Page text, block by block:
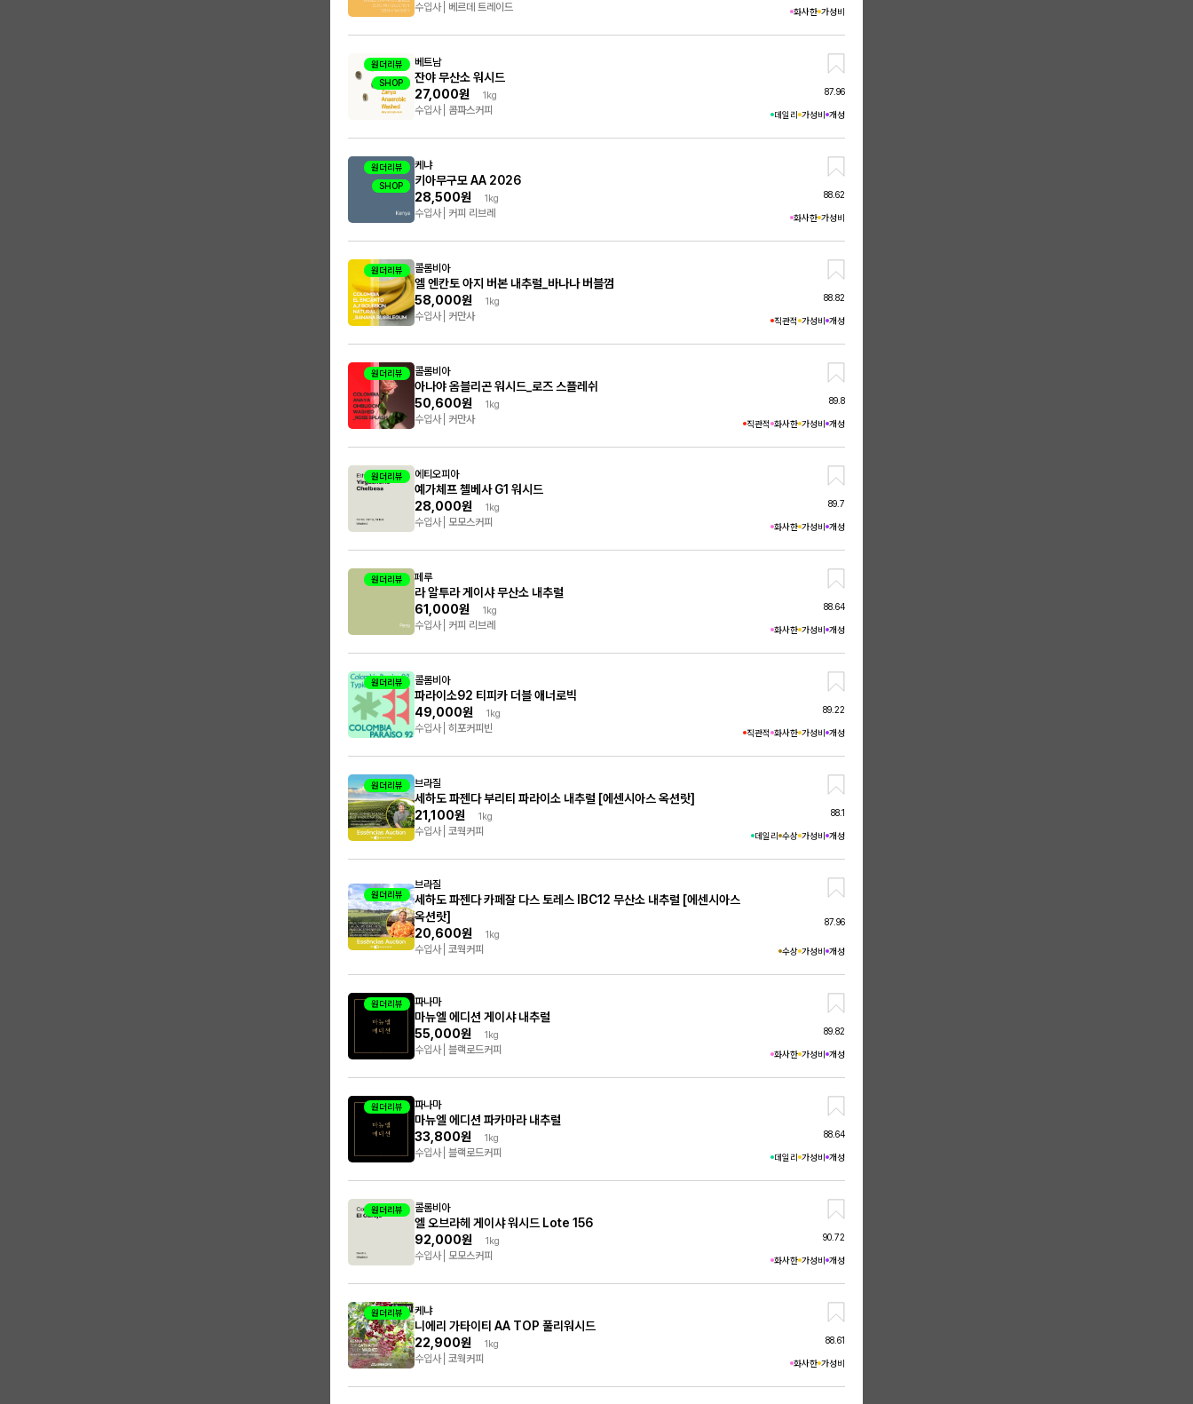
수입사 베르데 트레이드 화사한 가성비
원더리뷰
샘플
SHOP
베트남
잔야 무산소 워시드
27,000원
1kg
수입사 콤파스커피
87.96
데일리 가성비 개성
원더리뷰
샘플
SHOP
케냐
키아무구모 AA 2026
28,500원
1kg
수입사 커피 리브레
88.62
화사한 가성비
원더리뷰 콜롬비아
엘 엔칸토 아지 버본 내추럴_바나나 버블껌
58,000원
1kg
수입사 커만사
88.82
직관적 가성비 개성
원더리뷰 콜롬비아
아나야 옴블리곤 워시드_로즈 스플레쉬
50,600원
1kg
수입사 커만사
89.8
직관적 화사한 가성비 개성
원더리뷰 에티오피아
예가체프 첼베사 G1 워시드
28,000원
1kg
수입사 모모스커피
89.7
화사한 가성비 개성
원더리뷰 페루
라 알투라 게이샤 무산소 내추럴
61,000원
1kg
수입사 커피 리브레
88.64
화사한 가성비 개성
원더리뷰 콜롬비아
파라이소92 티피카 더블 애너로빅
49,000원
1kg
수입사 히포커피빈
89.22
직관적 화사한 가성비 개성
원더리뷰 브라질
세하도 파젠다 부리티 파라이소 내추럴 [에센시아스 옥션랏]
21,100원
1kg
수입사 코웍커피
88.1
데일리 수상 가성비 개성
원더리뷰
브라질
세하도 파젠다 카페잘 다스 토레스 IBC12 무산소 내추럴 [에센시아스
옥션랏]
20,600원
1kg
수입사 코웍커피
87.96
수상 가성비 개성
원더리뷰 파나마
마뉴엘 에디션 게이샤 내추럴
55,000원
1kg
수입사 블랙로드커피
89.82
화사한 가성비 개성
원더리뷰 파나마
마뉴엘 에디션 파카마라 내추럴
33,800원
1kg
수입사 블랙로드커피
88.64
데일리 가성비 개성
원더리뷰 콜롬비아
엘 오브라헤 게이샤 워시드 Lote 156
92,000원
1kg
수입사 모모스커피
90.72
화사한 가성비 개성
원더리뷰 케냐
니에리 가타이티 AA TOP 풀리워시드
22,900원
1kg
수입사 코웍커피
88.61
화사한 가성비